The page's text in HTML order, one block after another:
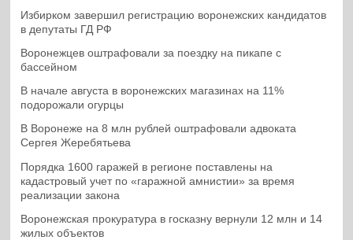
Избирком завершил регистрацию воронежских кандидатов
в депутаты ГД РФ
Воронежцев оштрафовали за поездку на пикапе с
бассейном
В начале августа в воронежских магазинах на 11%
подорожали огурцы
В Воронеже на 8 млн рублей оштрафовали адвоката
Сергея Жеребятьева
Порядка 1600 гаражей в регионе поставлены на
кадастровый учет по «гаражной амнистии» за время
реализации закона
Воронежская прокуратура в госказну вернули 12 млн и 14
жилых объектов